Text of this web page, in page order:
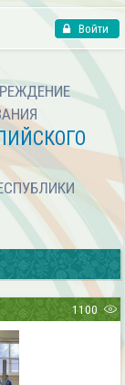
Войти
1100